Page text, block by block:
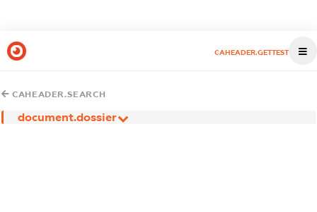
CAHEADER.GETTEST
CAHEADER.SEARCH
document.dossier